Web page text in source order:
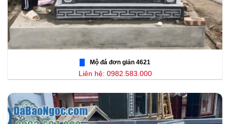
Mộ đá đơn giản 4621
Liên hệ: 0982.583.000